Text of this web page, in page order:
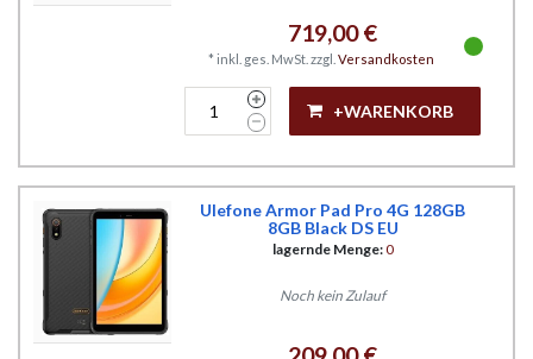
719,00 €
* inkl. ges. MwSt. zzgl. Versandkosten
+WARENKORB
Ulefone Armor Pad Pro 4G 128GB
8GB Black DS EU
lagernde Menge:0
Noch kein Zulauf